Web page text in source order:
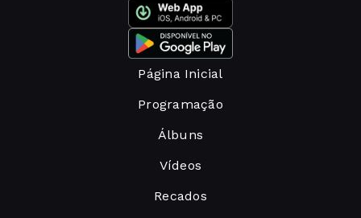
Página Inicial
Programação
Álbuns
Vídeos
Recados